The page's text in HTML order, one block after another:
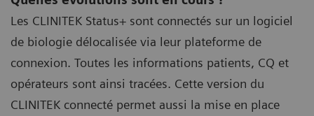
Les CLINITEK Status+ sont connectés sur un logiciel
de biologie délocalisée via leur plateforme de
connexion. Toutes les informations patients, CQ et
opérateurs sont ainsi tracées. Cette version du
CLINITEK connecté permet aussi la mise en place